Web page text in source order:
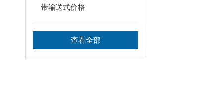
带输送式价格
查看全部